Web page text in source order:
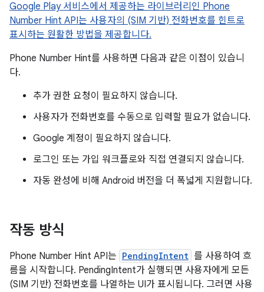
Google Play 서비스에서 제공하는 라이브러리인 Phone
Number Hint API는 사용자의 (SIM 기반) 전화번호를 힌트로
표시하는 원활한 방법을 제공합니다.
Phone Number Hint를 사용하면 다음과 같은 이점이 있습니
다.
추가 권한 요청이 필요하지 않습니다.
사용자가 전화번호를 수동으로 입력할 필요가 없습니다.
Google 계정이 필요하지 않습니다.
로그인 또는 가입 워크플로와 직접 연결되지 않습니다.
자동 완성에 비해 Android 버전을 더 폭넓게 지원합니다.
작동 방식
Phone Number Hint API는 PendingIntent 를 사용하여 흐
름을 시작합니다. PendingIntent가 실행되면 사용자에게 모든
(SIM 기반) 전화번호를 나열하는 UI가 표시됩니다. 그러면 사용